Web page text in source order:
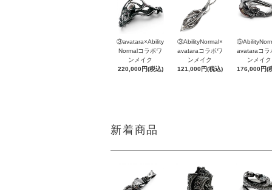
③avatara×Ability
Normalコラボワ
ンメイク
220,000円(税込)
③AbilityNormal×
avataraコラボワ
ンメイク
121,000円(税込)
avataraコラ
ンメイク
176,000円(
新着商品